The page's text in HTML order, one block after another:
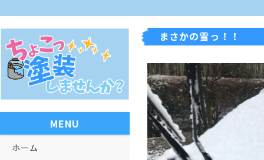
まさかの雪っ！！
MENU
ホーム